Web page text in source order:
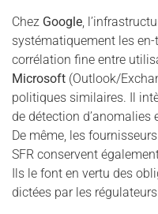
Chez Google ,
systématiquement les
corrélation fine entre
Microsoft (Outlook/
politiques similaires. Il
de détection d’anomalies
De même, les
SFR conservent
Ils le font en vertu des
dictées par les